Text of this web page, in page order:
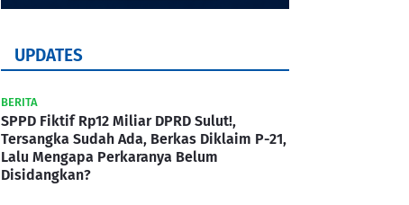
UPDATES
BERITA
SPPD Fiktif Rp12 Miliar DPRD Sulut!,
Tersangka Sudah Ada, Berkas Diklaim P-21,
Lalu Mengapa Perkaranya Belum
Disidangkan?